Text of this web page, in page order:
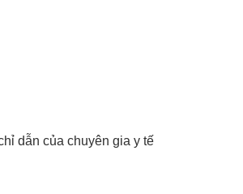
dẫn của chuyên gia y tế